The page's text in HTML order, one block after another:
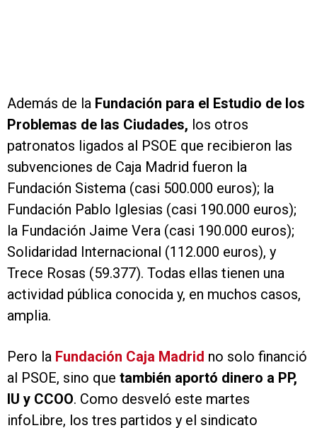
Además de la Fundación para el Estudio de los
Problemas de las Ciudades, los otros
patronatos ligados al PSOE que recibieron las
subvenciones de Caja Madrid fueron la
Fundación Sistema (casi 500.000 euros); la
Fundación Pablo Iglesias (casi 190.000 euros);
la Fundación Jaime Vera (casi 190.000 euros);
Solidaridad Internacional (112.000 euros), y
Trece Rosas (59.377). Todas ellas tienen una
actividad pública conocida y, en muchos casos,
amplia.
Pero la Fundación Caja Madrid no solo financió
al PSOE, sino que también aportó dinero a PP,
IU y CCOO. Como desveló este martes
infoLibre, los tres partidos y el sindicato